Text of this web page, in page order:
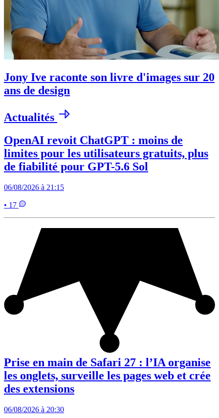
Jony Ive raconte son livre d'images sur 20
ans de design
Actualités
OpenAI revoit ChatGPT : moins de
limites pour les utilisateurs gratuits, plus
de fiabilité pour GPT-5.6 Sol
06/08/2026 à 21:15
• 17
Prise en main de Safari 27 : l’IA organise
les onglets, surveille les pages web et crée
des extensions
06/08/2026 à 20:30